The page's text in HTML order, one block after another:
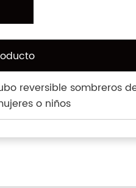
reversible sombreros
o niños